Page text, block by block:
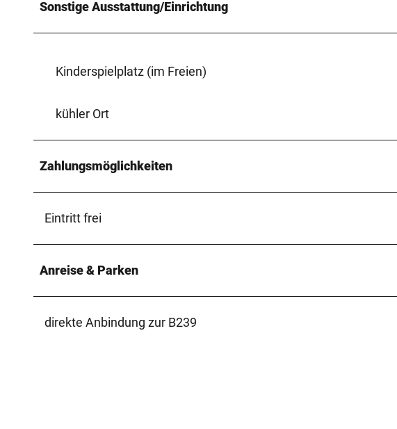
Sonstige Ausstattung/Einrichtung
Kinderspielplatz (im Freien)
kühler Ort
Zahlungsmöglichkeiten
Eintritt frei
Anreise & Parken
direkte Anbindung zur B239